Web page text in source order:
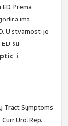
Prema
ima
U stvarnosti je
su
i
Tract Symptoms
Urol Rep.